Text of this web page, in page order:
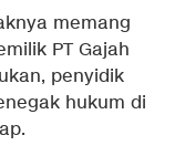
memang
PT Gajah
penyidik
hukum di